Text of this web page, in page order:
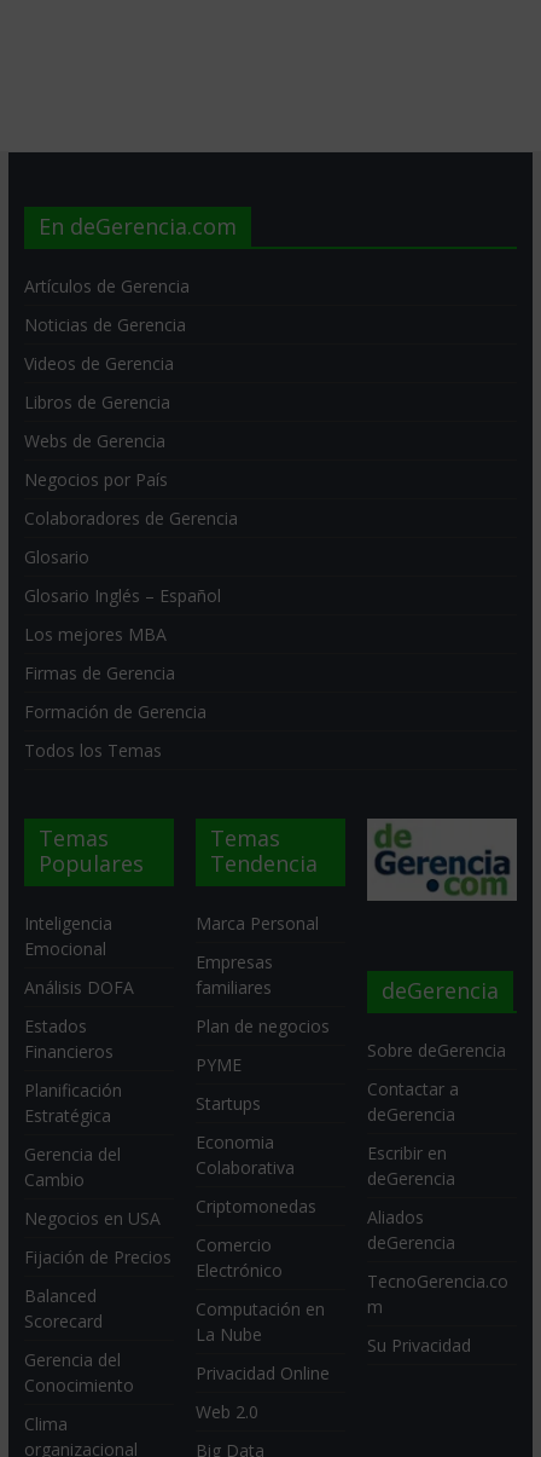
En deGerencia.com
Artículos de Gerencia
Noticias de Gerencia
Videos de Gerencia
Libros de Gerencia
Webs de Gerencia
Negocios por País
Colaboradores de Gerencia
Glosario
Glosario Inglés – Español
Los mejores MBA
Firmas de Gerencia
Formación de Gerencia
Todos los Temas
Temas
Populares
Inteligencia
Emocional
Análisis DOFA
Estados
Financieros
Planificación
Estratégica
Gerencia del
Cambio
Negocios en USA
Fijación de Precios
Balanced
Scorecard
Gerencia del
Conocimiento
Clima
organizacional
Temas
Tendencia
Marca Personal
Empresas
familiares
Plan de negocios
PYME
Startups
Economia
Colaborativa
Criptomonedas
Comercio
Electrónico
Computación en
La Nube
Privacidad Online
Web 2.0
Big Data
deGerencia
Sobre deGerencia
Contactar a
deGerencia
Escribir en
deGerencia
Aliados
deGerencia
TecnoGerencia.co
m
Su Privacidad